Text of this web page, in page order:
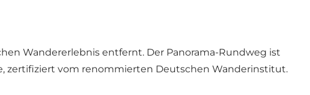
Wandererlebnis entfernt. Der Panorama-Rundweg ist
zertifiziert vom renommierten Deutschen Wanderinstitut.